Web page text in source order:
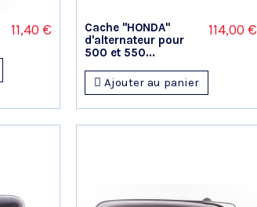
11,40 €
Cache "HONDA"
d'alternateur pour
500 et 550...
114,00 €
Ajouter au panier